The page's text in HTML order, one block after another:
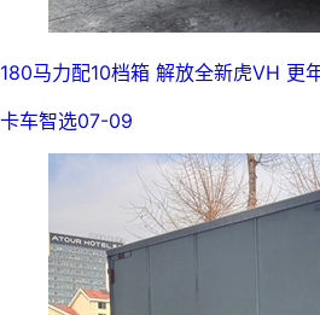
180马力配10档箱 解放全新虎VH 更
卡车智选07-09